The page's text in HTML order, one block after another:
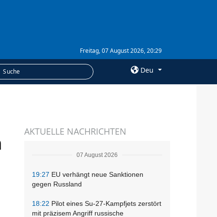
Freitag, 07 August 2026, 20:29
Deu
Abonnement
AKTUELLE NACHRICHTEN
07 August 2026
19:27 EU verhängt neue Sanktionen
gegen Russland
18:22 Pilot eines Su-27-Kampfjets zerstört
mit präzisem Angriff russische